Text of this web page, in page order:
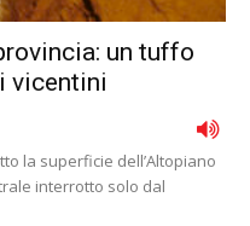
un tuffo
vicentini
la superficie dell’Altopiano
interrotto solo dal